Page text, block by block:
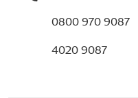
0800 970 9087
4020 9087